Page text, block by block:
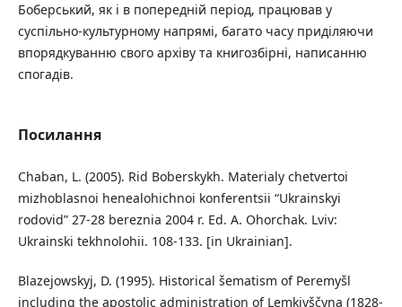
Боберський, як і в попередній період, працював у
суспільно-культурному напрямі, багато часу приділяючи
впорядкуванню свого архіву та книгозбірні, написанню
спогадів.
Посилання
Chaban, L. (2005). Rid Boberskykh. Materialy chetvertoi
mizhoblasnoi henealohichnoi konferentsii “Ukrainskyi
rodovid” 27-28 bereznia 2004 r. Ed. A. Ohorchak. Lviv:
Ukrainski tekhnolohii. 108-133. [in Ukrainian].
Blazejowskyj, D. (1995). Historical šematism of Peremyšl
including the apostolic administration of Lemkivščyna (1828-